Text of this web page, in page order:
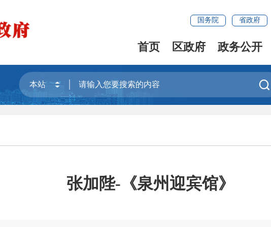
国务院 省政府
首页 区政府 政务公开

张加陛-《泉州迎宾馆》